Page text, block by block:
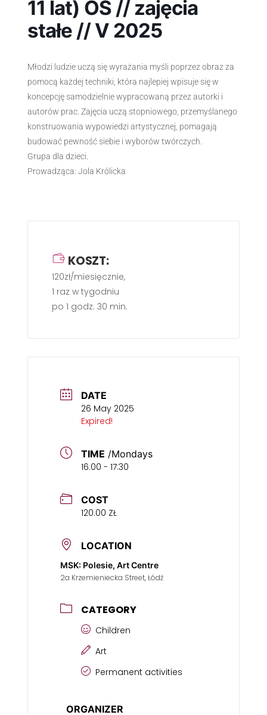
11 lat) OS // zajęcia
stałe // V 2025
Młodzi ludzie uczą się wyrażania myśli poprzez obraz za
pomocą każdej techniki, która najlepiej wpisuje się w
koncepcję samodzielnie wypracowaną przez autorki i
autorów prac. Zajęcia uczą stopniowego, przemyślanego
konstruowania wypowiedzi artystycznej, pomagają
budować pewność siebie i wyborów twórczych.
Grupa dla dzieci.
Prowadząca: Jola Królicka
KOSZT:
120zł/miesięcznie,
1 raz w tygodniu
po 1 godz. 30 min.
DATE
26 May 2025
Expired!
TIME /Mondays
16:00 - 17:30
COST
120.00 ZŁ
LOCATION
MSK: Polesie, Art Centre
2a Krzemieniecka Street, Łódź
CATEGORY
Children
Art
Permanent activities
ORGANIZER